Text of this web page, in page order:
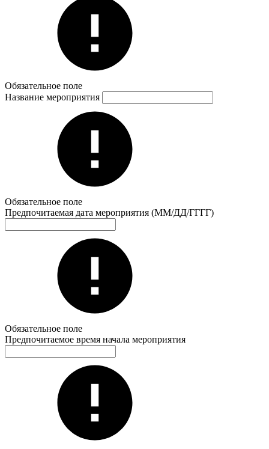
Обязательное поле
Название мероприятия
Обязательное поле
Предпочитаемая дата мероприятия (ММ/ДД/ГГГГ)
Обязательное поле
Предпочитаемое время начала мероприятия